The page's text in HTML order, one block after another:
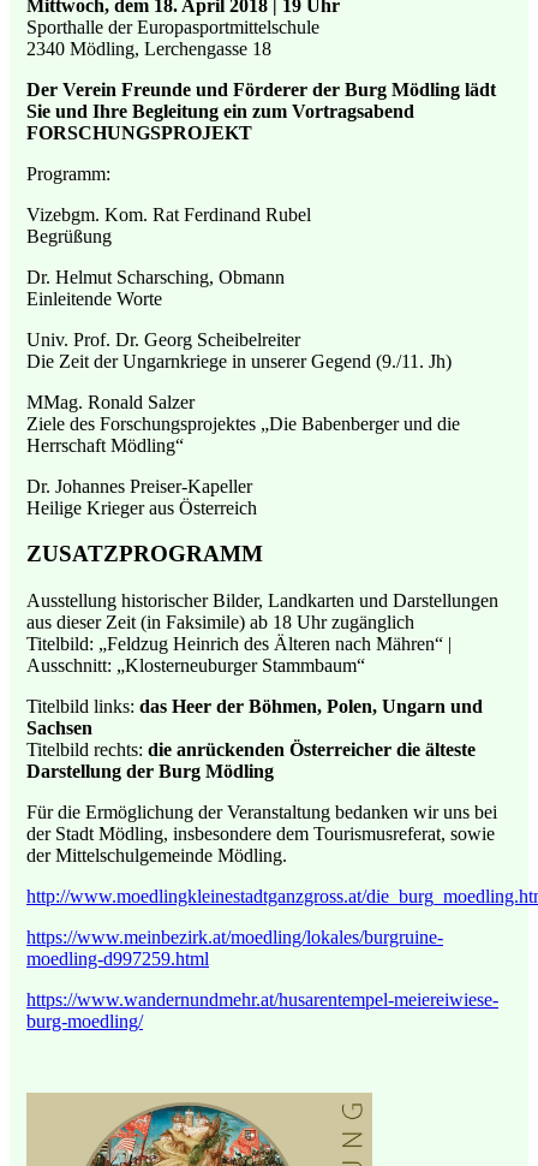
Mittwoch, dem 18. April 2018 | 19 Uhr
Sporthalle der Europasportmittelschule
2340 Mödling, Lerchengasse 18
Der Verein Freunde und Förderer der Burg Mödling lädt
Sie und Ihre Begleitung ein zum Vortragsabend
FORSCHUNGSPROJEKT
Programm:
Vizebgm. Kom. Rat Ferdinand Rubel
Begrüßung
Dr. Helmut Scharsching, Obmann
Einleitende Worte
Univ. Prof. Dr. Georg Scheibelreiter
Die Zeit der Ungarnkriege in unserer Gegend (9./11. Jh)
MMag. Ronald Salzer
Ziele des Forschungsprojektes „Die Babenberger und die
Herrschaft Mödling“
Dr. Johannes Preiser-Kapeller
Heilige Krieger aus Österreich
ZUSATZPROGRAMM
Ausstellung historischer Bilder, Landkarten und Darstellungen
aus dieser Zeit (in Faksimile) ab 18 Uhr zugänglich
Titelbild: „Feldzug Heinrich des Älteren nach Mähren“ |
Ausschnitt: „Klosterneuburger Stammbaum“
Titelbild links: das Heer der Böhmen, Polen, Ungarn und
Sachsen
Titelbild rechts: die anrückenden Österreicher die älteste
Darstellung der Burg Mödling
Für die Ermöglichung der Veranstaltung bedanken wir uns bei
der Stadt Mödling, insbesondere dem Tourismusreferat, sowie
der Mittelschulgemeinde Mödling.
http://www.moedlingkleinestadtganzgross.at/
https://www.meinbezirk.at/moedling/lokales/burgruine-
moedling-d997259.html
https://www.wandernundmehr.at/husarentempel-meiereiwiese-
burg-moedling/